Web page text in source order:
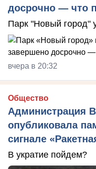
досрочно — что
Парк "Новый город"
вчера в 20:32
Общество
Администрация
опубликовала
сигнале
В укратие пойдем?